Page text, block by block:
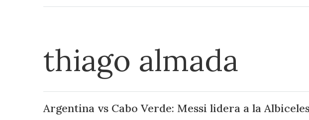
thiago almada
Argentina vs Cabo Verde: Messi lidera a la